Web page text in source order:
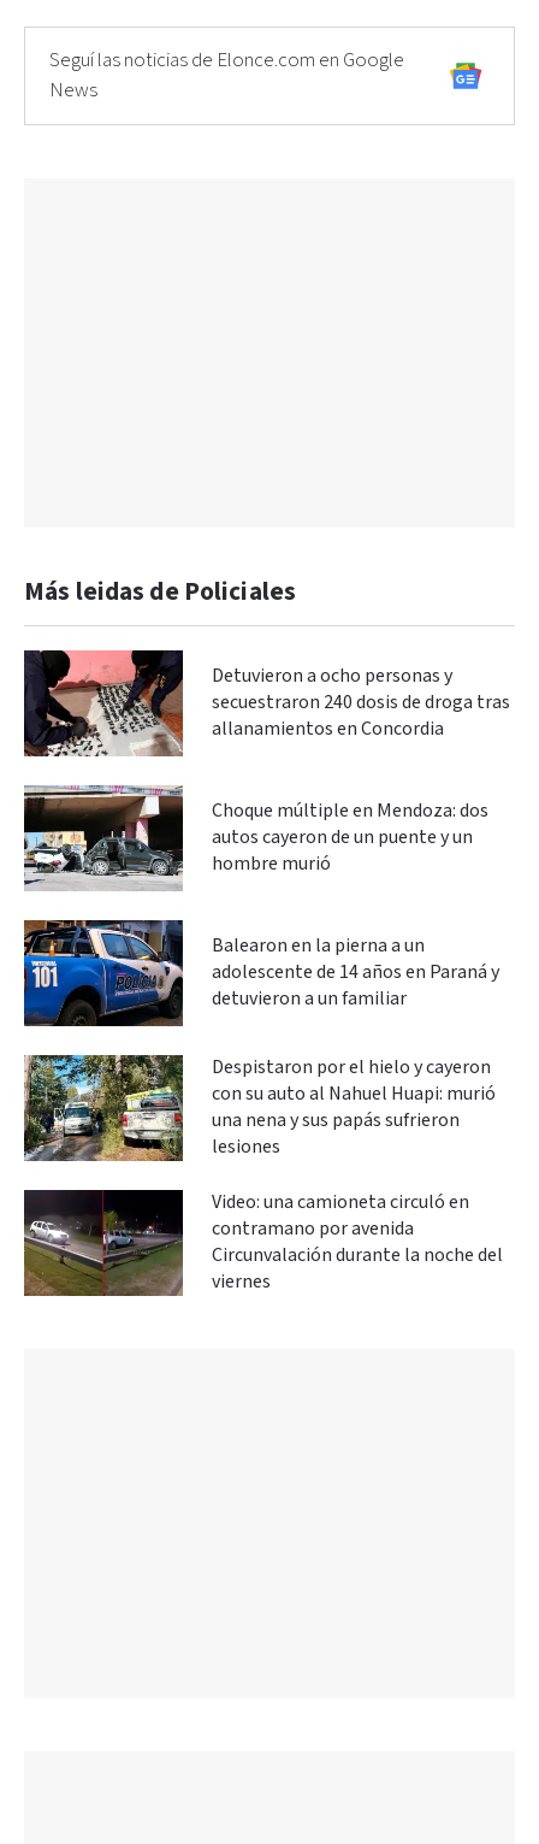
Seguí las noticias de Elonce.com en Google
News
Más leidas de Policiales
Detuvieron a ocho personas y
secuestraron 240 dosis de droga tras
allanamientos en Concordia
Choque múltiple en Mendoza: dos
autos cayeron de un puente y un
hombre murió
Balearon en la pierna a un
adolescente de 14 años en Paraná y
detuvieron a un familiar
Despistaron por el hielo y cayeron
con su auto al Nahuel Huapi: murió
una nena y sus papás sufrieron
lesiones
Video: una camioneta circuló en
contramano por avenida
Circunvalación durante la noche del
viernes